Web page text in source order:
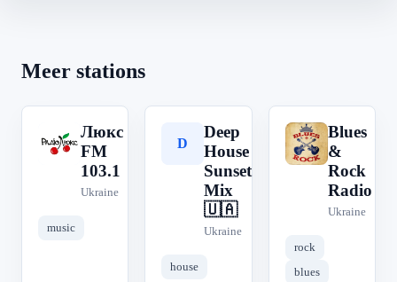
Meer stations
Л
Люкс
FМ
103.1
Ukraine
music
D
Deep
House
Sunset
Mix
🇺🇦
Ukraine
house
B
Blues
&
Rock
Radio
Ukraine
rock
blues